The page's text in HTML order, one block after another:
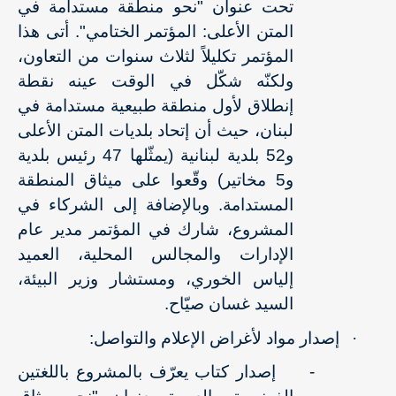
تحت عنوان "نحو منطقة مستدامة في
المتن الأعلى: المؤتمر الختامي". أتى هذا
المؤتمر تكليلاً لثلاث سنوات من التعاون،
ولكنّه شكّل في الوقت عينه نقطة
إنطلاق لأول منطقة طبيعية مستدامة في
لبنان، حيث أن إتحاد بلديات المتن الأعلى
و52 بلدية لبنانية (يمثّلها 47 رئيس بلدية
و5 مخاتير) وقّعوا على ميثاق المنطقة
المستدامة. وبالإضافة إلى الشركاء في
المشروع، شارك في المؤتمر مدير عام
الإدارات والمجالس المحلية، العميد
إلياس الخوري، ومستشار وزير البيئة،
السيد غسان صيّاح.
·
إصدار مواد لأغراض الإعلام والتواصل:
-
إصدار كتاب يعرّف بالمشروع باللغتين